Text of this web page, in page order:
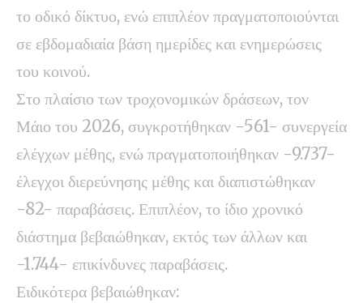
το οδικό δίκτυο, ενώ επιπλέον πραγματοποιούνται
σε εβδομαδιαία βάση ημερίδες και ενημερώσεις
του κοινού.
Στο πλαίσιο των τροχονομικών δράσεων, τον
Μάιο του 2026, συγκροτήθηκαν -561- συνεργεία
ελέγχων μέθης, ενώ πραγματοποιήθηκαν -9.737-
έλεγχοι διερεύνησης μέθης και διαπιστώθηκαν
-82- παραβάσεις. Επιπλέον, το ίδιο χρονικό
διάστημα βεβαιώθηκαν, εκτός των άλλων και
-1.744- επικίνδυνες παραβάσεις.
Ειδικότερα βεβαιώθηκαν: